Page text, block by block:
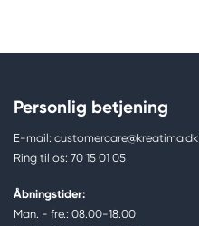
Personlig betjening
E-mail: customercare@kreatima.dk
Ring til os: 70 15 01 05
Åbningstider:
Man. - fre.: 08.00-18.00